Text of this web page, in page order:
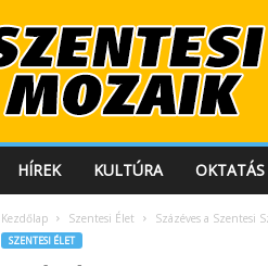
HÍREK KULTÚRA OKTATÁS
Kezdőlap Szentesi Élet Százéves a Szentesi
SZENTESI ÉLET